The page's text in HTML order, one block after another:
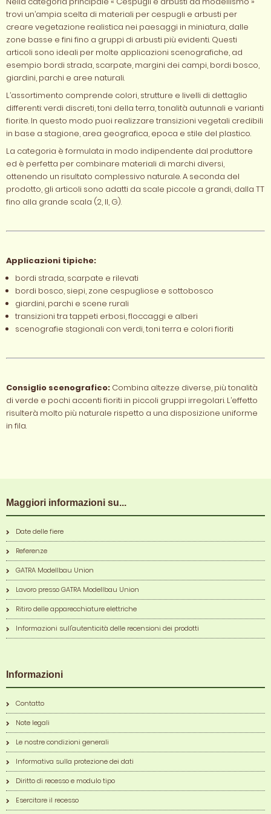
trovi un’ampia scelta di materiali per cespugli e arbusti per
creare vegetazione realistica nei paesaggi in miniatura, dalle
zone basse e fini fino a gruppi di arbusti più evidenti. Questi
articoli sono ideali per molte applicazioni scenografiche, ad
esempio bordi strada, scarpate, margini dei campi, bordi bosco,
giardini, parchi e aree naturali.
L’assortimento comprende colori, strutture e livelli di dettaglio
differenti: verdi discreti, toni della terra, tonalità autunnali e varianti
fiorite. In questo modo puoi realizzare transizioni vegetali credibili
in base a stagione, area geografica, epoca e stile del plastico.
La categoria è formulata in modo indipendente dal produttore
ed è perfetta per combinare materiali di marchi diversi,
ottenendo un risultato complessivo naturale. A seconda del
prodotto, gli articoli sono adatti da scale piccole a grandi, dalla TT
fino alla grande scala (2, II, G).
Applicazioni tipiche:
bordi strada, scarpate e rilevati
bordi bosco, siepi, zone cespugliose e sottobosco
giardini, parchi e scene rurali
transizioni tra tappeti erbosi, floccaggi e alberi
scenografie stagionali con verdi, toni terra e colori fioriti
Consiglio scenografico: Combina altezze diverse, più tonalità
di verde e pochi accenti fioriti in piccoli gruppi irregolari. L’effetto
risulterà molto più naturale rispetto a una disposizione uniforme
in fila.
Maggiori informazioni su...
Date delle fiere
Referenze
GATRA Modellbau Union
Lavoro presso GATRA Modellbau Union
Ritiro delle apparecchiature elettriche
Informazioni sull'autenticità delle recensioni dei prodotti
Informazioni
Contatto
Note legali
Le nostre condizioni generali
Informativa sulla protezione dei dati
Diritto di recesso e modulo tipo
Esercitare il recesso